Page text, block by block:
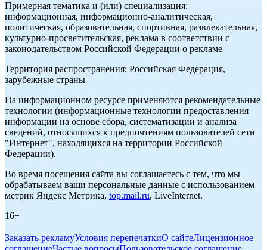
Примерная тематика и (или) специализация:
информационная, информационно-аналитическая,
политическая, образовательная, спортивная, развлекательная,
культурно-просветительская, реклама в соответствии с
законодательством Российской Федерации о рекламе
Территория распространения: Российская Федерация,
зарубежные страны
На информационном ресурсе применяются рекомендательные
технологии (информационные технологии предоставления
информации на основе сбора, систематизации и анализа
сведений, относящихся к предпочтениям пользователей сети
"Интернет", находящихся на территории Российской
Федерации).
Во время посещения сайта вы соглашаетесь с тем, что мы
обрабатываем ваши персональные данные с использованием
метрик Яндекс Метрика, top.mail.ru, LiveInternet.
16+
Заказать рекламуУсловия перепечаткиО сайтеЛицензионное